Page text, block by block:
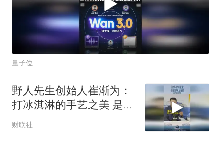
量子位
野人先生创始人崔渐为：
打冰淇淋的手艺之美 是人
之于机器人最大的不同
财联社